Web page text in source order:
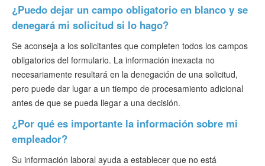
¿Puedo dejar un campo obligatorio en blanco y se
denegará mi solicitud si lo hago?
Se aconseja a los solicitantes que completen todos los campos
obligatorios del formulario. La información inexacta no
necesariamente resultará en la denegación de una solicitud,
pero puede dar lugar a un tiempo de procesamiento adicional
antes de que se pueda llegar a una decisión.
¿Por qué es importante la información sobre mi
empleador?
Su información laboral ayuda a establecer que no está